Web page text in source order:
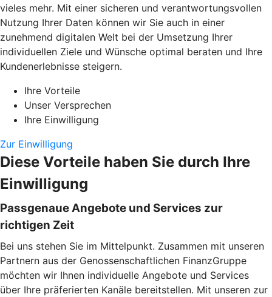
vieles mehr. Mit einer sicheren und verantwortungsvollen
Nutzung Ihrer Daten können wir Sie auch in einer
zunehmend digitalen Welt bei der Umsetzung Ihrer
individuellen Ziele und Wünsche optimal beraten und Ihre
Kundenerlebnisse steigern.
Ihre Vorteile
Unser Versprechen
Ihre Einwilligung
Zur Einwilligung
Diese Vorteile haben Sie durch Ihre
Einwilligung
Passgenaue Angebote und Services zur
richtigen Zeit
Bei uns stehen Sie im Mittelpunkt. Zusammen mit unseren
Partnern aus der Genossenschaftlichen FinanzGruppe
möchten wir Ihnen individuelle Angebote und Services
über Ihre präferierten Kanäle bereitstellen. Mit unseren zur